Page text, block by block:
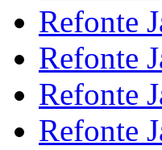
Refonte
Refonte
Refonte
Refonte